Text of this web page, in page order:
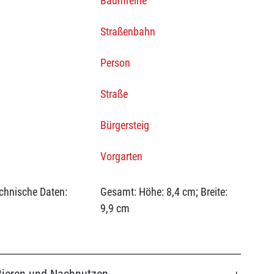
Straßenbahn
Person
Straße
Bürgersteig
Vorgarten
Daten:
Gesamt: Höhe: 8,4 cm; Breite:
9,9 cm